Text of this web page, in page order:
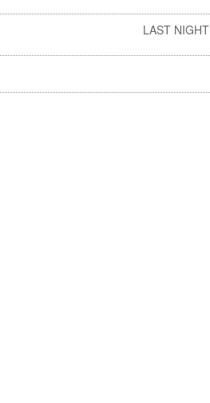
LAST NIGHT